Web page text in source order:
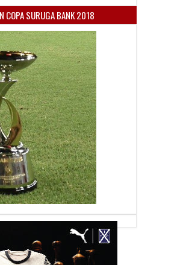
COPA SURUGA BANK 2018